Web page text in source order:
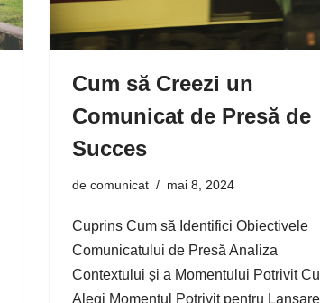
Cum să Creezi un
Comunicat de Presă de
Succes
de comunicat mai 8, 2024
Cuprins Cum să Identifici Obiectivele
Comunicatului de Presă Analiza
Contextului și a Momentului Potrivit
Alegi Momentul Potrivit pentru Lansare